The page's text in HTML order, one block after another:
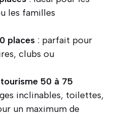
les familles
places : parfait pour
clubs ou
50 à 75
inclinables, toilettes,
un maximum de